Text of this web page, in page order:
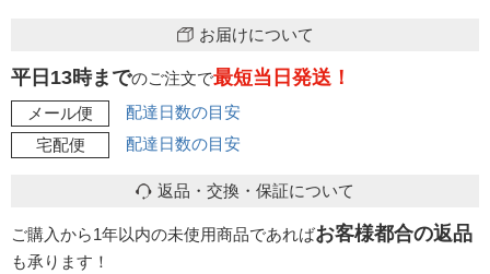
お届けについて
平日13時までのご注文で最短当日発送！
メール便
配達日数の目安
宅配便
配達日数の目安
返品・交換・保証について
ご購入から1年以内の未使用商品であればお客様都合の返品
も承ります！